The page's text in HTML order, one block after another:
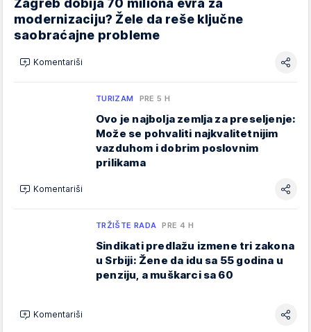
Zagreb dobija 70 miliona evra za
modernizaciju? Žele da reše ključne
saobraćajne probleme
Komentariši
TURIZAM PRE 5 H
Ovo je najbolja zemlja za preseljenje:
Može se pohvaliti najkvalitetnijim
vazduhom i dobrim poslovnim
prilikama
Komentariši
TRŽIŠTE RADA PRE 4 H
Sindikati predlažu izmene tri zakona
u Srbiji: Žene da idu sa 55 godina u
penziju, a muškarci sa 60
Komentariši